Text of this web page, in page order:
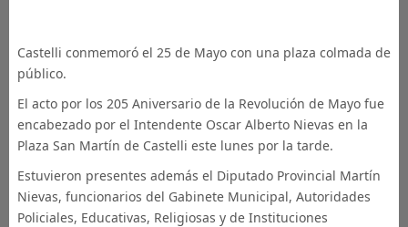
Castelli conmemoró el 25 de Mayo con una plaza colmada de
público.
El acto por los 205 Aniversario de la Revolución de Mayo fue
encabezado por el Intendente Oscar Alberto Nievas en la
Plaza San Martín de Castelli este lunes por la tarde.
Estuvieron presentes además el Diputado Provincial Martín
Nievas, funcionarios del Gabinete Municipal, Autoridades
Policiales, Educativas, Religiosas y de Instituciones